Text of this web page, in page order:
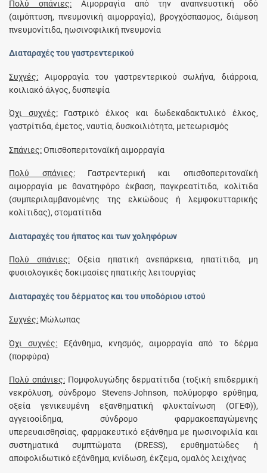
Πολύ σπάνιες:Αιμορραγία από την αναπνευστική οδό
(αιμόπτυση, πνευμονική αιμορραγία), βρογχόσπασμος, διάμεση
πνευμονίτιδα, ηωσινοφιλική πνευμονία
Διαταραχές του γαστρεντερικού
Συχνές: Αιμορραγία του γαστρεντερικού σωλήνα, διάρροια,
κοιλιακό άλγος, δυσπεψία
Όχι συχνές:Γαστρικό έλκος και δωδεκαδακτυλικό έλκος,
γαστρίτιδα, έμετος, ναυτία, δυσκοιλιότητα, μετεωρισμός
Σπάνιες:Οπισθοπεριτοναϊκή αιμορραγία
Πολύ σπάνιες:Γαστρεντερική και οπισθοπεριτοναϊκή
αιμορραγία με θανατηφόρο έκβαση, παγκρεατίτιδα, κολίτιδα
(συμπεριλαμβανομένης της ελκώδους ή λεμφοκυτταρικής
κολίτιδας), στοματίτιδα
Διαταραχές του ήπατος και των χοληφόρων
Πολύ σπάνιες:Οξεία ηπατική ανεπάρκεια, ηπατίτιδα, μη
φυσιολογικές δοκιμασίες ηπατικής λειτουργίας
Διαταραχές του δέρματος και του υποδόριου ιστού
Συχνές: Μώλωπας
Όχι συχνές: Εξάνθημα, κνησμός, αιμορραγία από το δέρμα
(πορφύρα)
Πολύ σπάνιες:Πομφολυγώδης δερματίτιδα (τοξική επιδερμική
νεκρόλυση, σύνδρομο Stevens-Johnson, πολύμορφο ερύθημα,
οξεία γενικευμένη εξανθηματική φλυκταίνωση (ΟΓΕΦ)),
αγγειοοίδημα, σύνδρομο φαρμακοεπαγώμενης
υπερευαισθησίας, φαρμακευτικό εξάνθημα με ηωσινοφιλία και
συστηματικά συμπτώματα (DRESS), ερυθηματώδες ή
αποφολιδωτικό εξάνθημα, κνίδωση, έκζεμα, ομαλός λειχήνας